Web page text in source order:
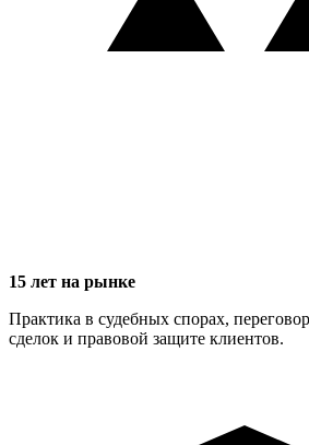
15 лет на рынке
Практика в судебных спорах,
сделок и правовой защите клиентов.